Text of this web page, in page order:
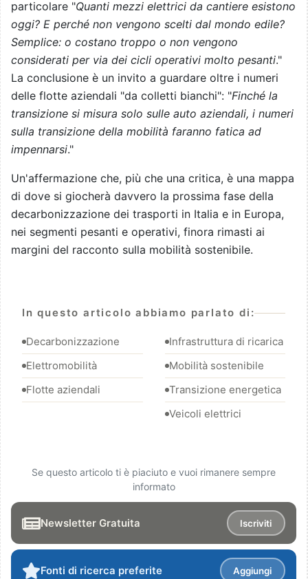
particolare "Quanti mezzi elettrici da cantiere esistono
oggi? E perché non vengono scelti dal mondo edile?
Semplice: o costano troppo o non vengono
considerati per via dei cicli operativi molto pesanti."
La conclusione è un invito a guardare oltre i numeri
delle flotte aziendali "da colletti bianchi": "Finché la
transizione si misura solo sulle auto aziendali, i numeri
sulla transizione della mobilità faranno fatica ad
impennarsi."
Un'affermazione che, più che una critica, è una mappa
di dove si giocherà davvero la prossima fase della
decarbonizzazione dei trasporti in Italia e in Europa,
nei segmenti pesanti e operativi, finora rimasti ai
margini del racconto sulla mobilità sostenibile.
In questo articolo abbiamo parlato di:
Decarbonizzazione
Elettromobilità
Flotte aziendali
Infrastruttura di ricarica
Mobilità sostenibile
Transizione energetica
Veicoli elettrici
Se questo articolo ti è piaciuto e vuoi rimanere sempre
informato
Newsletter Gratuita Iscriviti
Fonti di ricerca preferite Aggiungi